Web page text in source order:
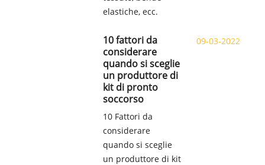
elastiche, ecc.
10 fattori da
considerare
quando si sceglie
un produttore di
kit di pronto
soccorso
10 Fattori da
considerare
quando si sceglie
un produttore di kit
09-03-2022